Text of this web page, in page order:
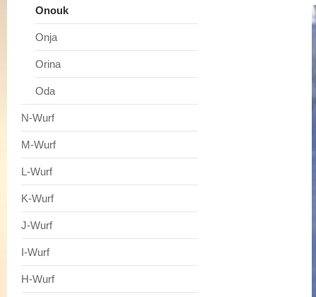
Onouk
Onja
Orina
Oda
N-Wurf
M-Wurf
L-Wurf
K-Wurf
J-Wurf
I-Wurf
H-Wurf